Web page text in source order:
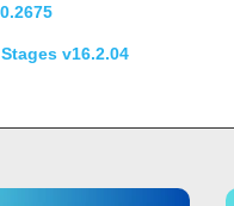
v16.2.04